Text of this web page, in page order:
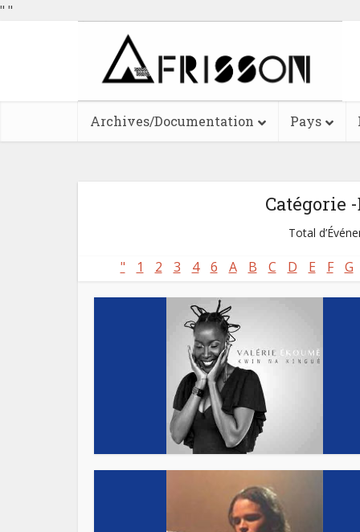
" "
Archives/Documentation Pays
Catégorie
Total
" 1 2 3 4 6 A B C D E F G